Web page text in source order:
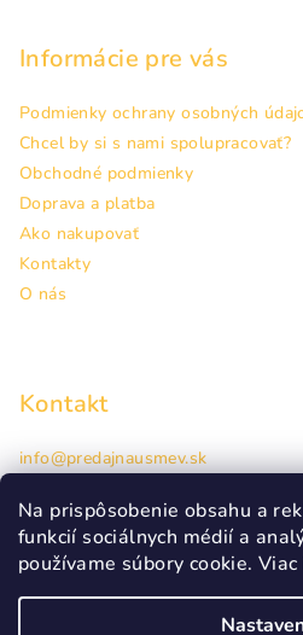
Na prispôsobenie obsahu a
funkcií sociálnych médií a
používame súbory cookie.
Informácie pre vás
Podmienky ochrany osobných
Chcel by si s nami spolupracovať?
Obchodné podmienky
Doprava a platba
Ako nakupovať
Kontakty
O nás
Kontakt
info@predajnausmev.sk
Hlavná 38, Prešov